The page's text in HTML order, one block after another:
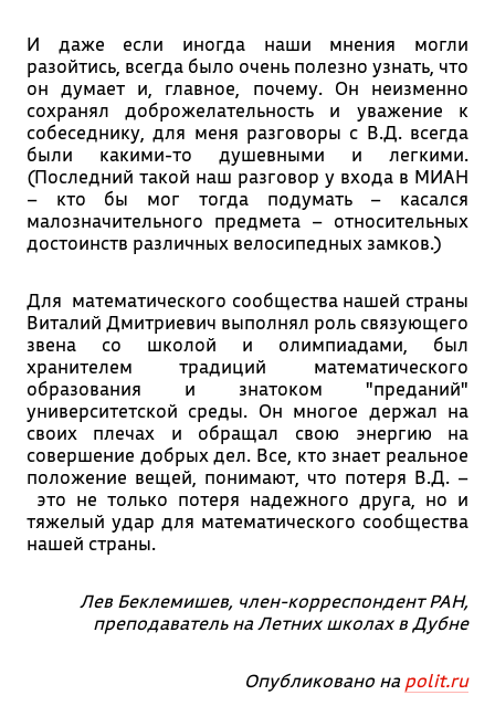
И даже если иногда наши мнения могли
разойтись, всегда было очень полезно узнать, что
он думает и, главное, почему. Он неизменно
сохранял доброжелательность и уважение к
собеседнику, для меня разговоры с В.Д. всегда
были какими-то душевными и легкими.
(Последний такой наш разговор у входа в МИАН
– кто бы мог тогда подумать – касался
малозначительного предмета – относительных
достоинств различных велосипедных замков.)
Для математического сообщества нашей страны
Виталий Дмитриевич выполнял роль связующего
звена со школой и олимпиадами, был
хранителем традиций математического
образования и знатоком "преданий"
университетской среды. Он многое держал на
своих плечах и обращал свою энергию на
совершение добрых дел. Все, кто знает реальное
положение вещей, понимают, что потеря В.Д. –
это не только потеря надежного друга, но и
тяжелый удар для математического сообщества
нашей страны.
Лев Беклемишев, член-корреспондент РАН,
преподаватель на Летних школах в Дубне
Опубликовано на polit.ru